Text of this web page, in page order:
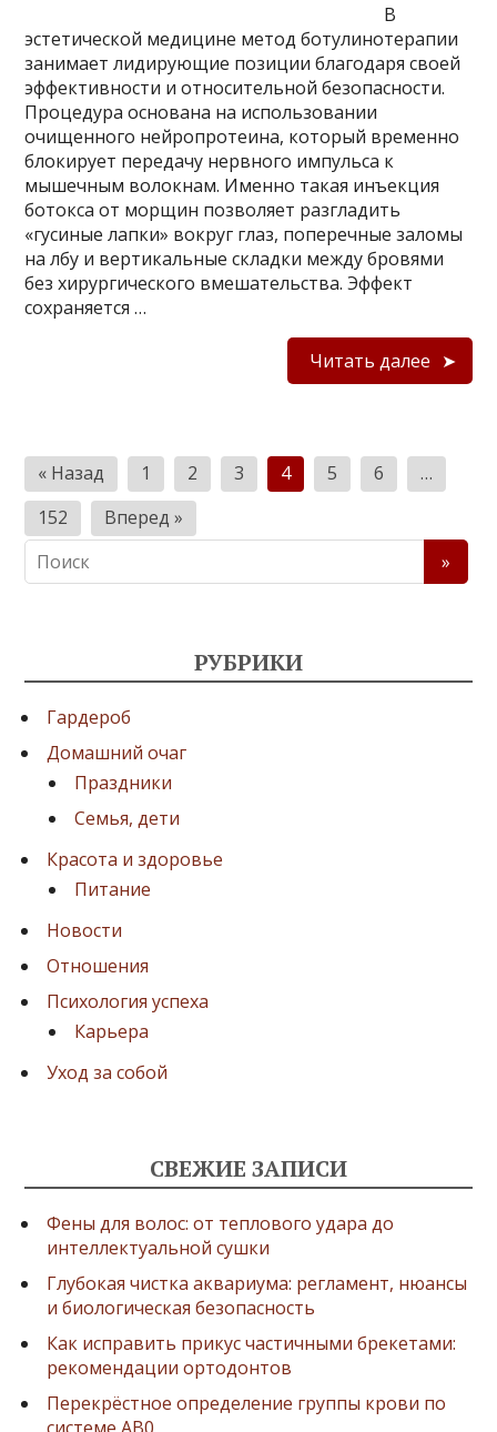
В
эстетической медицине метод ботулинотерапии
занимает лидирующие позиции благодаря своей
эффективности и относительной безопасности.
Процедура основана на использовании
очищенного нейропротеина, который временно
блокирует передачу нервного импульса к
мышечным волокнам. Именно такая инъекция
ботокса от морщин позволяет разгладить
«гусиные лапки» вокруг глаз, поперечные заломы
на лбу и вертикальные складки между бровями
без хирургического вмешательства. Эффект
сохраняется …
Читать далее
П
а
г
и
ц
и
я
п
с
е
й
« Назад 1 2 3 4 5 6
…
152
Вперед »
РУБРИКИ
Гардероб
Домашний очаг
Праздники
Семья, дети
Красота и здоровье
Питание
Новости
Отношения
Психология успеха
Карьера
Уход за собой
СВЕЖИЕ ЗАПИСИ
Фены для волос: от теплового удара до
интеллектуальной сушки
Глубокая чистка аквариума: регламент, нюансы
и биологическая безопасность
Как исправить прикус частичными брекетами:
рекомендации ортодонтов
Перекрёстное определение группы крови по